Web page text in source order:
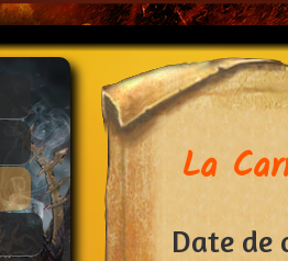
La
Date de